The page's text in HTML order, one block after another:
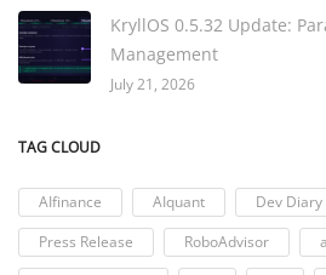
KryllOS 0.5.32 Update:
Management
July 21, 2026
TAG CLOUD
AIfinance AIquant Dev Diary
Press Release
RoboAdvisor